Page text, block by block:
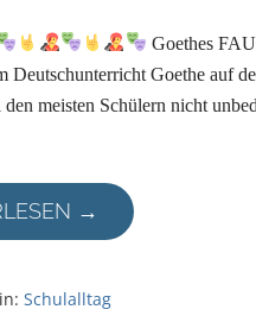
Goethes
Deutschunterricht Goethe auf
den meisten Schülern nicht
→
Schulalltag